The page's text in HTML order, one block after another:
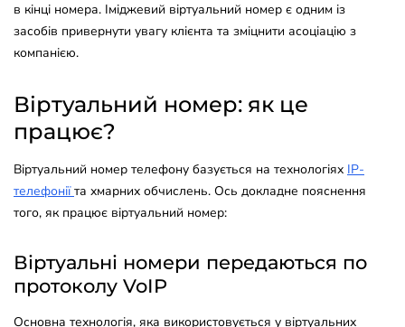
в кінці номера. Іміджевий віртуальний номер є одним із
засобів привернути увагу клієнта та зміцнити асоціацію з
компанією.
Віртуальний номер: як це
працює?
Віртуальний номер телефону базується на технологіях IP-
телефоніїта хмарних обчислень. Ось докладне пояснення
того, як працює віртуальний номер:
Віртуальні номери передаються по
протоколу VoIP
Основна технологія, яка використовується у віртуальних